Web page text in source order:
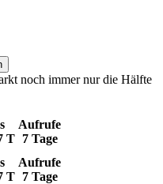
noch immer nur die Hälfte
T
Aufrufe
7 Tage
T
Aufrufe
7 Tage